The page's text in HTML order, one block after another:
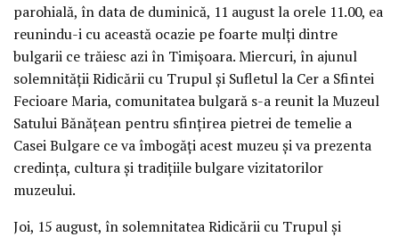
parohială, în data de duminică, 11 august la orele 11.00, ea
reunindu-i cu această ocazie pe foarte mulţi dintre
bulgarii ce trăiesc azi în Timişoara. Miercuri, în ajunul
solemnităţii Ridicării cu Trupul şi Sufletul la Cer a Sfintei
Fecioare Maria, comunitatea bulgară s-a reunit la Muzeul
Satului Bănăţean pentru sfinţirea pietrei de temelie a
Casei Bulgare ce va îmbogăţi acest muzeu şi va prezenta
credinţa, cultura şi tradiţiile bulgare vizitatorilor
muzeului.
Joi, 15 august, în solemnitatea Ridicării cu Trupul şi